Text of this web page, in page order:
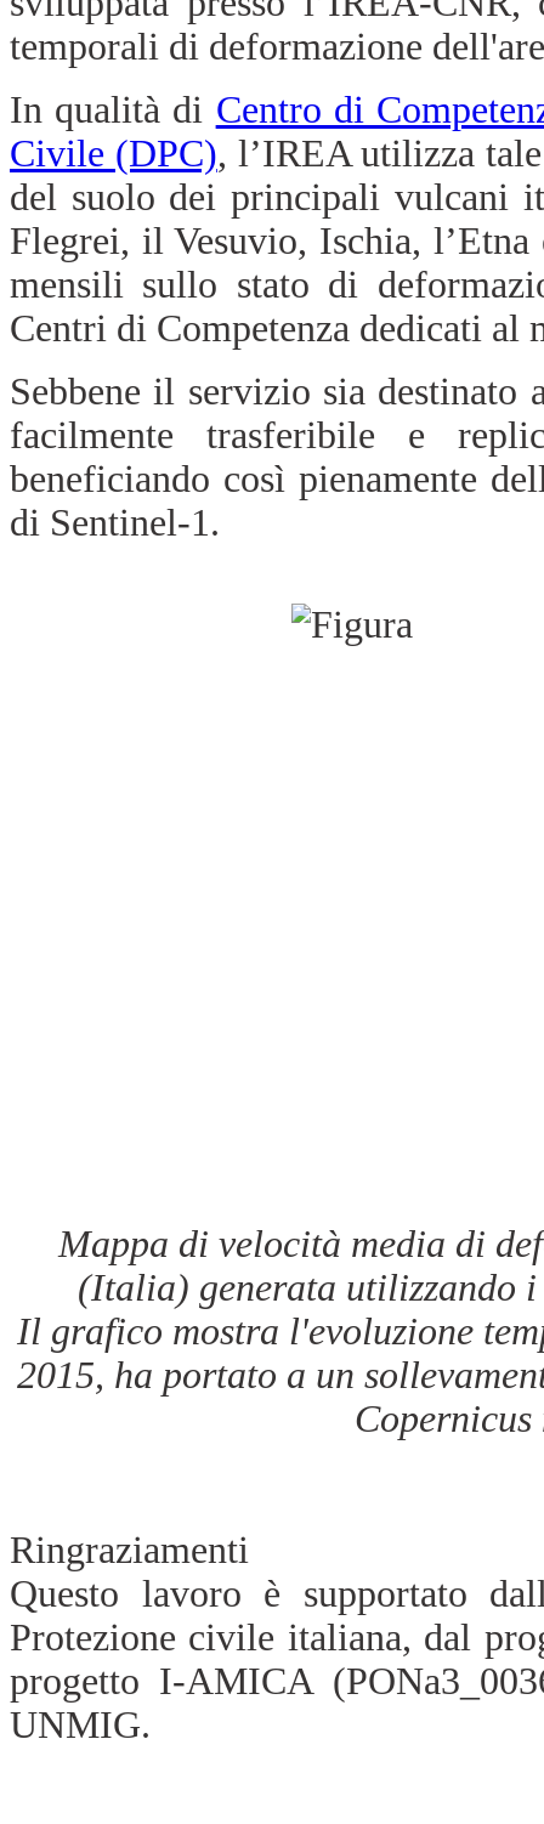
temporali di deformazione
In qualità di Centro di
Civile (DPC), l’IREA utilizza
del suolo dei principali vulcani
Flegrei, il Vesuvio, Ischia,
mensili sullo stato di
Centri di Competenza dedicati al
Sebbene il servizio sia destinato
facilmente trasferibile e
beneficiando così pienamente
di Sentinel-1.
Mappa di velocità media di
(Italia) generata utilizzando
Il grafico mostra l'evoluzione
2015, ha portato a un
Ringraziamenti
Questo lavoro è supportato
Protezione civile italiana, dal
progetto I-AMICA
UNMIG.